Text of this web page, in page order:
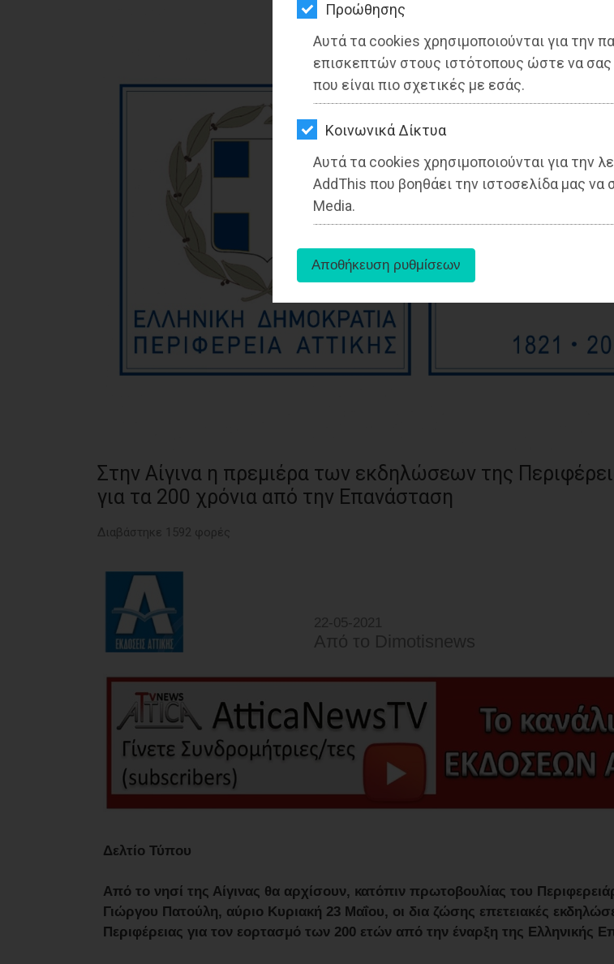
Προώθησης
Αυτά τα cookies χρησιμοποιούνται για την
επισκεπτών στους ιστότοπους ώστε να σας
που είναι πιο σχετικές με εσάς.
Kοινωνικά Δίκτυα
Αυτά τα cookies χρησιμοποιούνται για την
AddThis που βοηθάει την ιστοσελίδα μας να
Media.
Στην Αίγινα η πρεμιέρα των εκδηλώσεων της
για τα 200 χρόνια από την Επανάσταση
Διαβάστηκε 1592 φορές
22-05-2021
Από τo Dimotisnews
Δελτίο Τύπου
Από το νησί της Αίγινας θα αρχίσουν, κατόπιν πρωτοβουλίας του
Γιώργου Πατούλη, αύριο Κυριακή 23 Μαΐου, οι δια ζώσης επετειακές
Περιφέρειας για τον εορτασμό των 200 ετών από την έναρξη της Ελληνικής